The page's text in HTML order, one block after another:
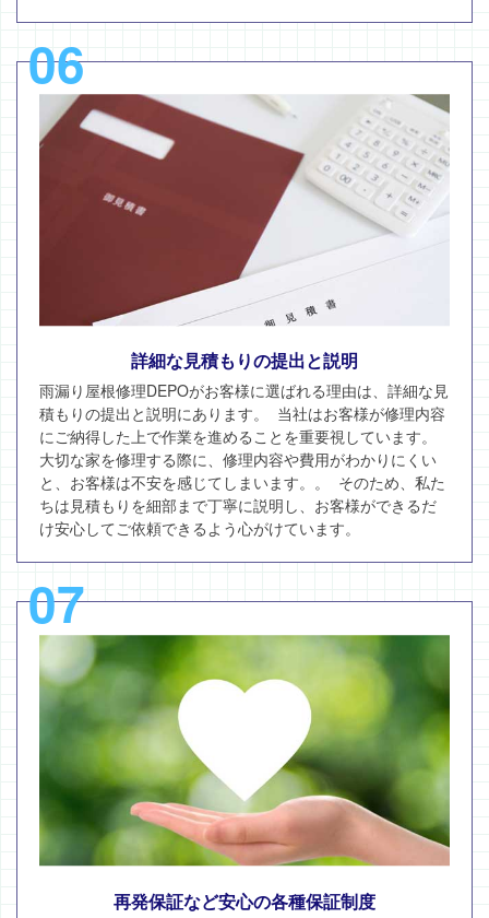
06
詳細な見積もりの提出と説明
雨漏り屋根修理DEPOがお客様に選ばれる理由は、詳細な見
積もりの提出と説明にあります。 当社はお客様が修理内容
にご納得した上で作業を進めることを重要視しています。
大切な家を修理する際に、修理内容や費用がわかりにくい
と、お客様は不安を感じてしまいます。。 そのため、私た
ちは見積もりを細部まで丁寧に説明し、お客様ができるだ
け安心してご依頼できるよう心がけています。
07
再発保証など安心の各種保証制度